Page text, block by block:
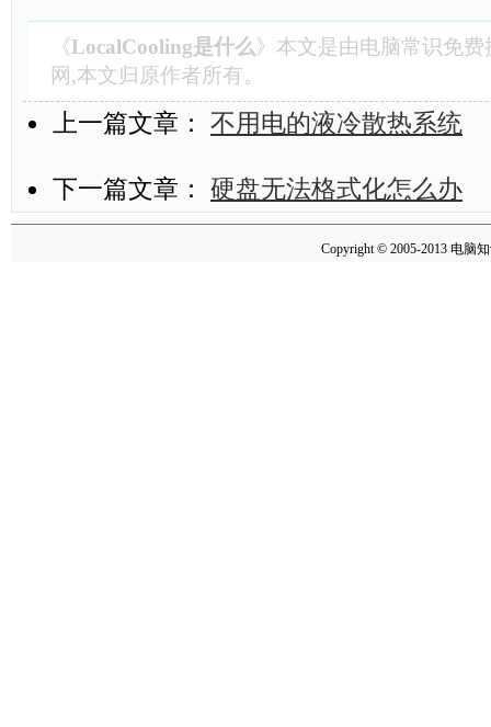
《LocalCooling是什么》本文是由电脑常识免费
网,本文归原作者所有。
上一篇文章： 不用电的液冷散热系统
下一篇文章： 硬盘无法格式化怎么办
Copyright © 2005-2013 电脑